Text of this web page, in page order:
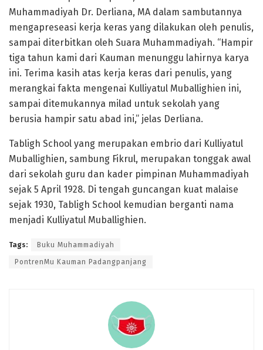
Muhammadiyah Dr. Derliana, MA dalam sambutannya
mengapreseasi kerja keras yang dilakukan oleh penulis,
sampai diterbitkan oleh Suara Muhammadiyah. “Hampir
tiga tahun kami dari Kauman menunggu lahirnya karya
ini. Terima kasih atas kerja keras dari penulis, yang
merangkai fakta mengenai Kulliyatul Muballighien ini,
sampai ditemukannya milad untuk sekolah yang
berusia hampir satu abad ini,” jelas Derliana.
Tabligh School yang merupakan embrio dari Kulliyatul
Muballighien, sambung Fikrul, merupakan tonggak awal
dari sekolah guru dan kader pimpinan Muhammadiyah
sejak 5 April 1928. Di tengah guncangan kuat malaise
sejak 1930, Tabligh School kemudian berganti nama
menjadi Kulliyatul Muballighien.
Tags: Buku Muhammadiyah
PontrenMu Kauman Padangpanjang